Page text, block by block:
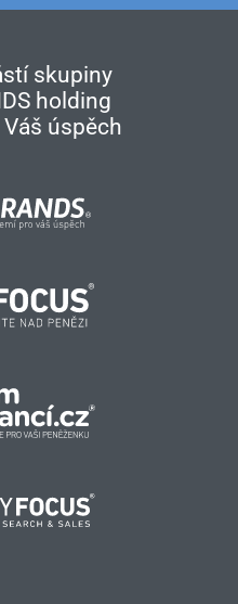
skupiny
holding
úspěch